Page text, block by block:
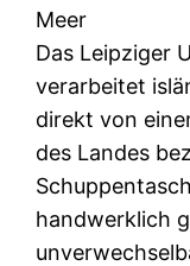
Meer
Das Leipziger
verarbeitet
direkt von
des Landes
handwerklich